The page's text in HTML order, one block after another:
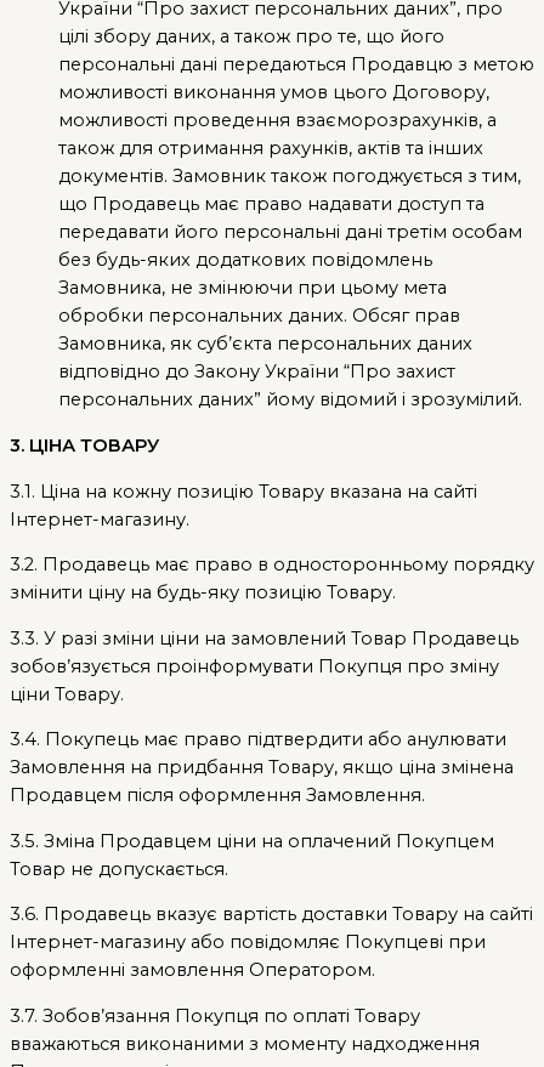
України “Про захист персональних даних”, про
цілі збору даних, а також про те, що його
персональні дані передаються Продавцю з метою
можливості виконання умов цього Договору,
можливості проведення взаєморозрахунків, а
також для отримання рахунків, актів та інших
документів. Замовник також погоджується з тим,
що Продавець має право надавати доступ та
передавати його персональні дані третім особам
без будь-яких додаткових повідомлень
Замовника, не змінюючи при цьому мета
обробки персональних даних. Обсяг прав
Замовника, як суб’єкта персональних даних
відповідно до Закону України “Про захист
персональних даних” йому відомий і зрозумілий.
3. ЦІНА ТОВАРУ
3.1. Ціна на кожну позицію Товару вказана на сайті
Інтернет-магазину.
3.2. Продавець має право в односторонньому порядку
змінити ціну на будь-яку позицію Товару.
3.3. У разі зміни ціни на замовлений Товар Продавець
зобов’язується проінформувати Покупця про зміну
ціни Товару.
3.4. Покупець має право підтвердити або анулювати
Замовлення на придбання Товару, якщо ціна змінена
Продавцем після оформлення Замовлення.
3.5. Зміна Продавцем ціни на оплачений Покупцем
Товар не допускається.
3.6. Продавець вказує вартість доставки Товару на сайті
Інтернет-магазину або повідомляє Покупцеві при
оформленні замовлення Оператором.
3.7. Зобов’язання Покупця по оплаті Товару
вважаються виконаними з моменту надходження